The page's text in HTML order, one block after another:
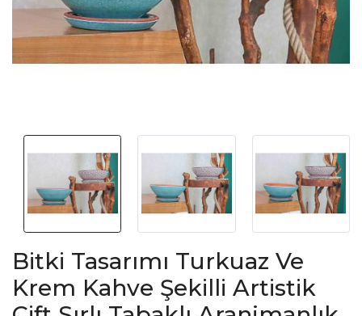
Bitki Tasarımı Turkuaz Ve
Krem Kahve Şekilli Artistik